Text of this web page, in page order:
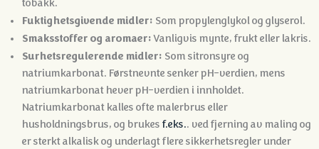
tobakk.
Fuktighetsgivende midler: Som propylenglykol og glyserol.
Smaksstoffer og aromaer:Vanligvis mynte, frukt eller lakris.
Surhetsregulerende midler: Som sitronsyre og
natriumkarbonat. Førstnevnte senker pH-verdien, mens
natriumkarbonat hever pH-verdien i innholdet.
Natriumkarbonat kalles ofte malerbrus eller
husholdningsbrus, og brukes f.eks.. ved fjerning av maling og
er sterkt alkalisk og underlagt flere sikkerhetsregler under